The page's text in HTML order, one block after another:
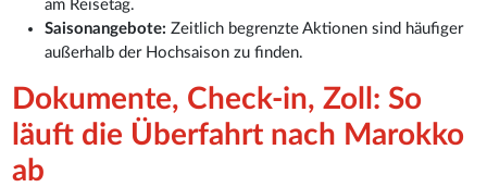
am Reisetag.
Saisonangebote: Zeitlich begrenzte Aktionen sind häufiger
außerhalb der Hochsaison zu finden.
Dokumente, Check-in, Zoll: So
läuft die Überfahrt nach Marokko
ab